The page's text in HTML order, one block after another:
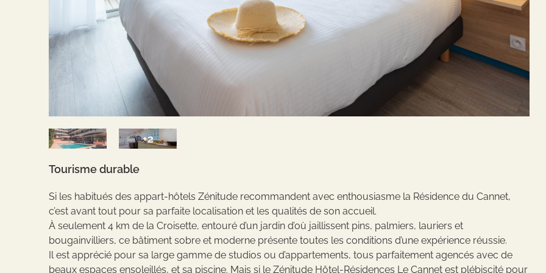
+2
Tourisme durable
Si les habitués des appart-hôtels Zénitude recommandent avec enthousiasme la Résidence du Cannet,
c’est avant tout pour sa parfaite localisation et les qualités de son accueil.
À seulement 4 km de la Croisette, entouré d’un jardin d’où jaillissent pins, palmiers, lauriers et
bougainvilliers, ce bâtiment sobre et moderne présente toutes les conditions d’une expérience réussie.
Il est apprécié pour sa large gamme de studios ou d’appartements, tous parfaitement agencés avec de
beaux espaces ensoleillés, et sa piscine. Mais si le Zénitude Hôtel-Résidences Le Cannet est plébiscité pour